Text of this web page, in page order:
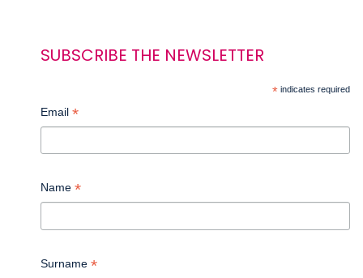
SUBSCRIBE THE NEWSLETTER
* indicates required
Email *
Name *
Surname *